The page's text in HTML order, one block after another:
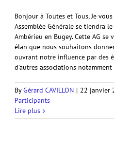
Bonjour à Toutes et Tous, Je
Assemblée Générale se tiendra
Ambérieu en Bugey. Cette AG
élan que nous souhaitons
ouvrant notre influence par des
d'autres associations
ByGérard CAVILLON | 22 janvier
Participants
Lire plus